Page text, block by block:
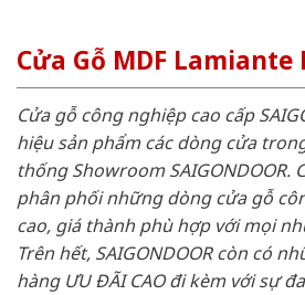
Cửa Gỗ MDF Lamiante
Cửa gỗ công nghiệp cao cấp
hiệu sản phẩm các dòng cửa
thống Showroom SAIGONDOOR.
phân phối những dòng cửa gỗ
cao, giá thành phù hợp với mọi
Trên hết, SAIGONDOOR còn có
hàng ƯU ĐÃI CAO đi kèm với sự